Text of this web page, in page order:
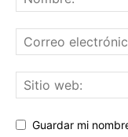
Guardar mi